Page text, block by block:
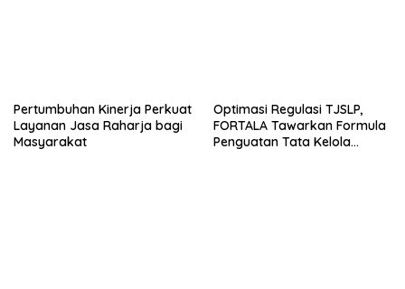
Pertumbuhan Kinerja Perkuat
Layanan Jasa Raharja bagi
Masyarakat
Optimasi Regulasi TJSLP,
FORTALA Tawarkan Formula
Penguatan Tata Kelola